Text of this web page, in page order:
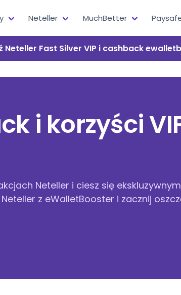
Neteller MuchBetter
Neteller Fast Silver VIP i cashback
i korzyści
Neteller i ciesz się
z eWalletBooster i zacznij